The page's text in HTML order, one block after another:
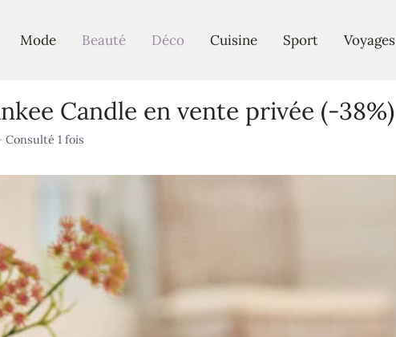
Mode Beauté Déco Cuisine Sport Voyages
Candle en vente privée (-38%)
· Consulté 1 fois